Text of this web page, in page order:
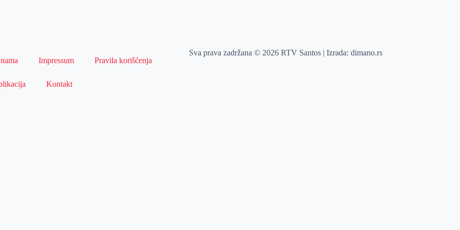
Impressum Pravila korišćenja
Kontakt
Sva prava zadržana © 2026 RTV Santos | Izrada:dimano.rs